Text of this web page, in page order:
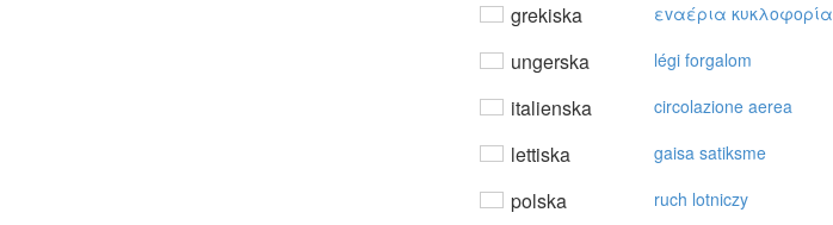
grekiska εvαέρια κυκλoφoρία
ungerska légi forgalom
italienska circolazione aerea
lettiska gaisa satiksme
polska ruch lotniczy